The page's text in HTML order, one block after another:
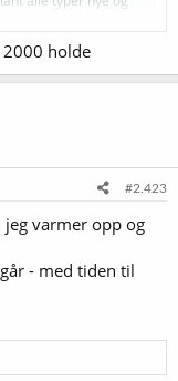
holde
#2.423
jeg varmer opp og
- med tiden til